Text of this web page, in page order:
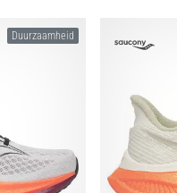
42Duurzaamheid